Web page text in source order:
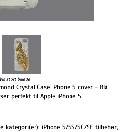
Vis stort billede
Crystal Case iPhone 5 cover - Blå
perfekt til Apple iPhone 5.
kategori(er): iPhone 5/5S/5C/SE tilbehør,